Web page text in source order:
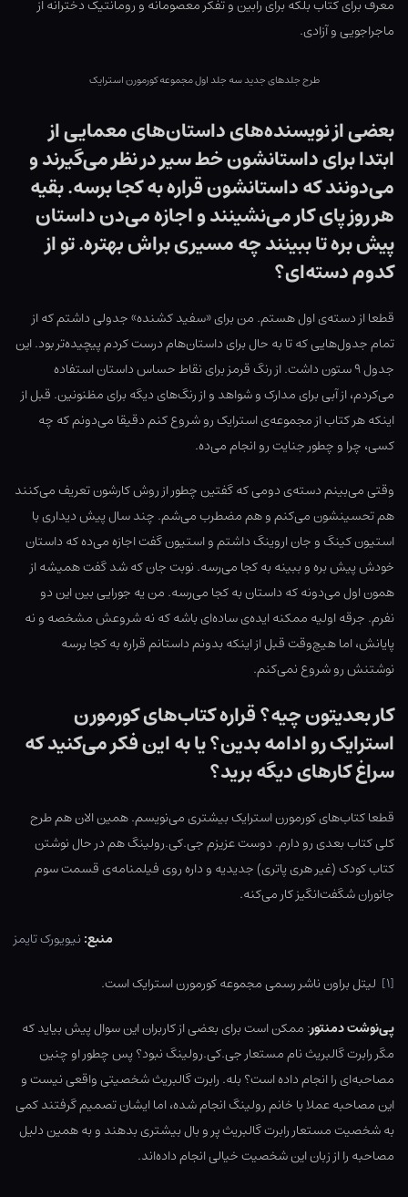
معرف برای کتاب بلکه برای رابین و تفکر معصومانه و رومانتیک دخترانه از
ماجراجویی و آزادی.
طرح جلدهای جدید سه جلد اول مجموعه کورمورن استرایک
بعضی از نویسنده‌های داستان‌های معمایی از
ابتدا برای داستانشون خط سیر در نظر می‌گیرند و
می‌دونند که داستانشون قراره به کجا برسه. بقیه
هر روز پای کار می‌نشینند و اجازه می‌دن داستان
پیش بره تا ببینند چه مسیری براش بهتره. تو از
کدوم دسته‌ای؟
قطعا از دسته‌ی اول هستم. من برای «سفید کشنده» جدولی داشتم که از
تمام جدول‌هایی که تا به حال برای داستان‌هام درست کردم پیچیده‌تر بود. این
جدول ۹ ستون داشت. از رنگ قرمز برای نقاط حساس داستان استفاده
می‌کردم، از آبی برای مدارک و شواهد و از رنگ‌های دیگه برای مظنونین. قبل از
اینکه هر کتاب از مجموعه‌ی استرایک رو شروع کنم دقیقا می‌دونم که چه
کسی، چرا و چطور جنایت رو انجام می‌ده.
وقتی می‌بینم دسته‌ی دومی که گفتین چطور از روش کارشون تعریف می‌کنند
هم تحسینشون می‌کنم و هم مضطرب می‌شم. چند سال پیش دیداری با
استیون کینگ و جان اروینگ داشتم و استیون گفت اجازه می‌ده که داستان
خودش پیش بره و ببینه به کجا می‌رسه. نوبت جان که شد گفت همیشه از
همون اول می‌دونه که داستان به کجا می‌رسه. من یه جورایی بین این دو
نفرم. جرقه اولیه ممکنه ایده‌ی ساده‌ای باشه که نه شروعش مشخصه و نه
پایانش، اما هیچ‌وقت قبل از اینکه بدونم داستانم قراره به کجا برسه
نوشتنش رو شروع نمی‌کنم.
کار بعدیتون چیه؟ قراره کتاب‌های کورمورن
استرایک رو ادامه بدین؟ یا به این فکر می‌کنید که
سراغ کارهای دیگه برید؟
قطعا کتاب‌های کورمورن استرایک بیشتری می‌نویسم. همین الان هم طرح
کلی کتاب بعدی رو دارم. دوست عزیزم جی.کی.رولینگ هم در حال نوشتن
کتاب کودک (غیر هری پاتری) جدیدیه و داره روی فیلمنامه‌ی قسمت سوم
جانوران شگفت‌انگیز کار می‌کنه.
منبع:نیویورک تایمز
[۱] لیتل‌ براون ناشر رسمی مجموعه کورمورن استرایک است.
پی‌نوشت دمنتور: ممکن است برای بعضی از کاربران این سوال پیش بیاید که
مگر رابرت گالبریث نام مستعار جی.کی.رولینگ نبود؟ پس چطور او چنین
مصاحبه‌ای را انجام داده است؟ بله. رابرت گالبریث شخصیتی واقعی نیست و
این مصاحبه عملا با خانم رولینگ انجام شده، اما ایشان تصمیم گرفتند کمی
به شخصیت مستعار رابرت گالبریث پر و بال بیشتری بدهند و به همین دلیل
مصاحبه را از زبان این شخصیت خیالی انجام داده‌اند.